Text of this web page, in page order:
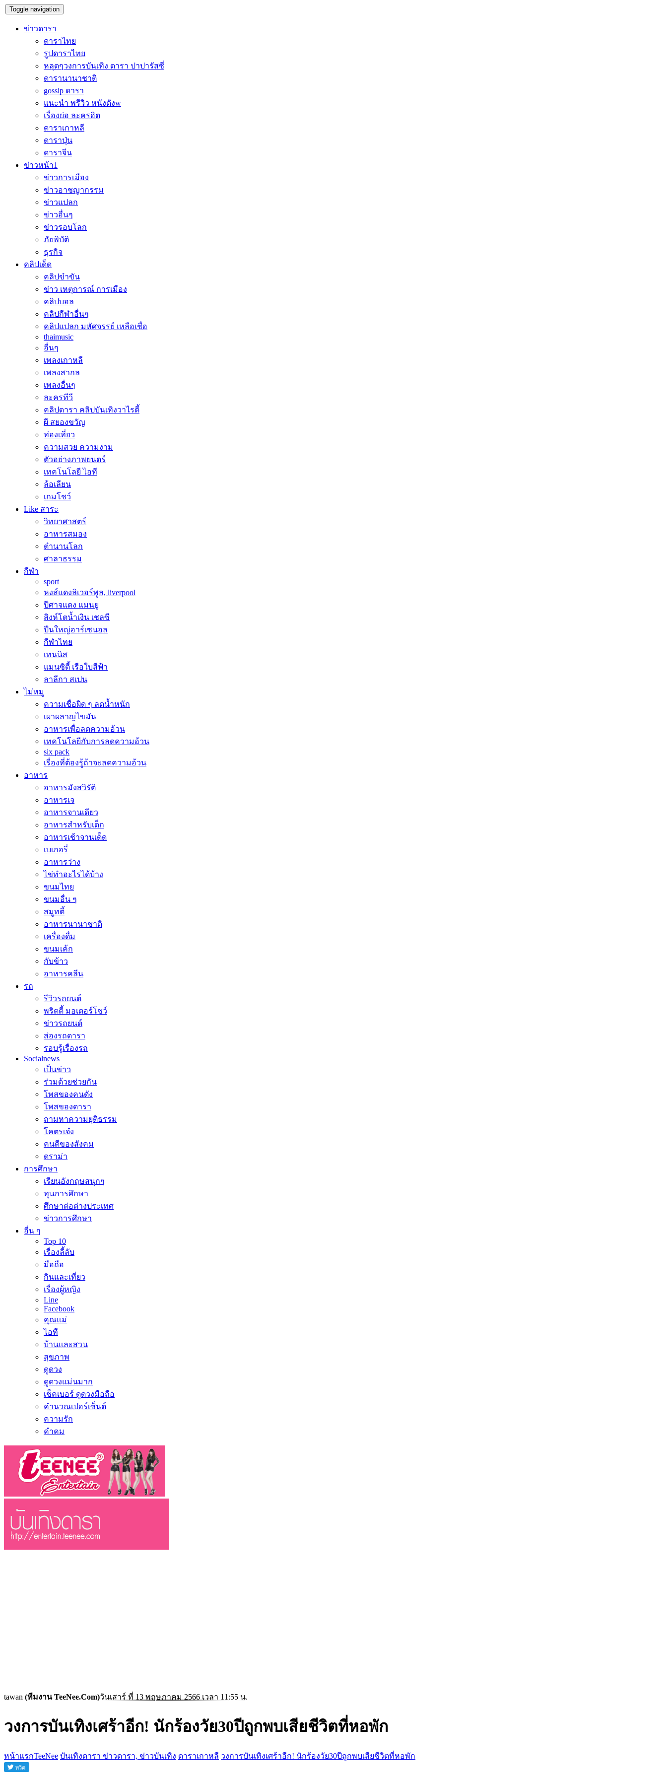
Toggle navigation
ข่าวดารา
ดาราไทย
รูปดาราไทย
หลุดๆวงการบันเทิง ดารา ปาปารัสซี่
ดารานานาชาติ
gossip ดารา
แนะนำ พรีวิว หนังดังw
เรื่องย่อ ละครฮิต
ดาราเกาหลี
ดาราปุ่น
ดาราจีน
ข่าวหน้า1
ข่าวการเมือง
ข่าวอาชญากรรม
ข่าวแปลก
ข่าวอื่นๆ
ข่าวรอบโลก
ภัยพิบัติ
ธุรกิจ
คลิปเด็ด
คลิปขำขัน
ข่าว เหตุการณ์ การเมือง
คลิปบอล
คลิปกีฬาอื่นๆ
คลิปแปลก มหัศจรรย์ เหลือเชื่อ
thaimusic
อื่นๆ
เพลงเกาหลี
เพลงสากล
เพลงอื่นๆ
ละครทีวี
คลิปดารา คลิปบันเทิงวาไรตี้
ผี สยองขวัญ
ท่องเที่ยว
ความสวย ความงาม
ตัวอย่างภาพยนตร์
เทคโนโลยี ไอที
ล้อเลียน
เกมโชว์
Like สาระ
วิทยาศาสตร์
อาหารสมอง
ตำนานโลก
ศาลาธรรม
กีฬา
sport
หงส์แดงลิเวอร์พูล, liverpool
ปีศาจแดง แมนยู
สิงห์โตน้ำเงิน เชลซี
ปืนใหญ่อาร์เซนอล
กีฬาไทย
เทนนิส
แมนซิตี้ เรือใบสีฟ้า
ลาลีกา สเปน
ไม่หมู
ความเชื่อผิด ๆ ลดน้ำหนัก
เผาผลาญไขมัน
อาหารเพื่อลดความอ้วน
เทคโนโลยีกับการลดความอ้วน
six pack
เรื่องที่ต้องรู้ถ้าจะลดความอ้วน
อาหาร
อาหารมังสวิรัติ
อาหารเจ
อาหารจานเดียว
อาหารสำหรับเด็ก
อาหารเช้าจานเด็ด
เบเกอรี่
อาหารว่าง
ไข่ทำอะไรได้บ้าง
ขนมไทย
ขนมอื่น ๆ
สมูทตี้
อาหารนานาชาติ
เครื่องดื่ม
ขนมเค้ก
กับข้าว
อาหารคลีน
รถ
รีวิวรถยนต์
พริตตี้ มอเตอร์โชว์
ข่าวรถยนต์
ส่องรถดารา
รอบรู้เรื่องรถ
Socialnews
เป็นข่าว
ร่วมด้วยช่วยกัน
โพสของคนดัง
โพสของดารา
ถามหาความยุติธรรม
โคตรเจ๋ง
คนดีของสังคม
ดราม่า
การศึกษา
เรียนอังกฤษสนุกๆ
ทุนการศึกษา
ศึกษาต่อต่างประเทศ
ข่าวการศึกษา
อื่น ๆ
Top 10
เรื่องลี้ลับ
มือถือ
กินและเที่ยว
เรื่องผู้หญิง
Line
Facebook
คุณแม่
ไอที
บ้านและสวน
สุขภาพ
ดูดวง
ดูดวงแม่นมาก
เช็คเบอร์ ดูดวงมือถือ
คำนวณเปอร์เซ็นต์
ความรัก
คำคม
tawan (ทีมงาน TeeNee.Com)วันเสาร์ ที่ 13 พฤษภาคม 2566 เวลา 11:55 น.
วงการบันเทิงเศร้าอีก! นักร้องวัย30ปีถูกพบเสียชีวิตที่หอพัก
หน้าแรกTeeNee บันเทิงดารา ข่าวดารา, ข่าวบันเทิง ดาราเกาหลี วงการบันเทิงเศร้าอีก! นักร้องวัย30ปีถูกพบเสียชีวิตที่หอพัก